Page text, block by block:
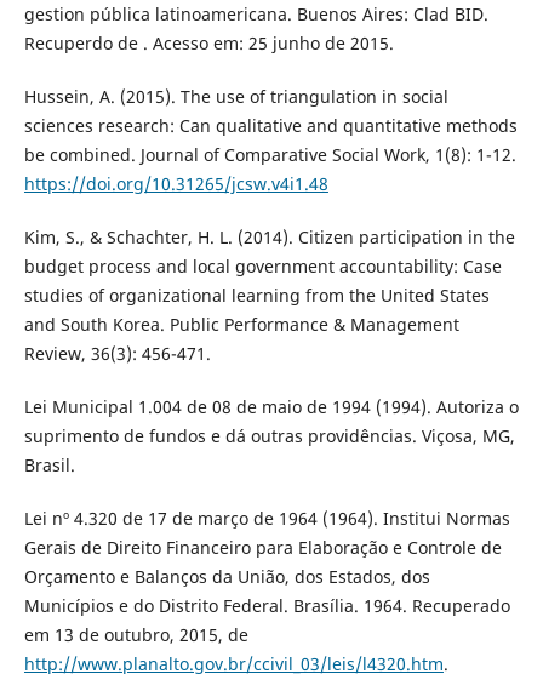
gestion pública latinoamericana. Buenos Aires: Clad BID.
Recuperdo de . Acesso em: 25 junho de 2015.
Hussein, A. (2015). The use of triangulation in social
sciences research: Can qualitative and quantitative methods
be combined. Journal of Comparative Social Work, 1(8): 1-12.
https://doi.org/10.31265/jcsw.v4i1.48
Kim, S., & Schachter, H. L. (2014). Citizen participation in the
budget process and local government accountability: Case
studies of organizational learning from the United States
and South Korea. Public Performance & Management
Review, 36(3): 456-471.
Lei Municipal 1.004 de 08 de maio de 1994 (1994). Autoriza o
suprimento de fundos e dá outras providências. Viçosa, MG,
Brasil.
Lei nº 4.320 de 17 de março de 1964 (1964). Institui Normas
Gerais de Direito Financeiro para Elaboração e Controle de
Orçamento e Balanços da União, dos Estados, dos
Municípios e do Distrito Federal. Brasília. 1964. Recuperado
em 13 de outubro, 2015, de
http://www.planalto.gov.br/ccivil_03/leis/l4320.htm.